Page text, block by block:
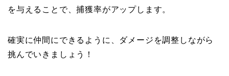
を与えることで、捕獲率がアップします。
確実に仲間にできるように、ダメージを調整しながら
挑んでいきましょう！